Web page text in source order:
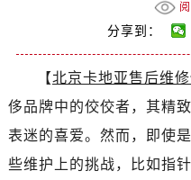
分享到：
【北京卡地亚售后维
侈品牌中的佼佼者，其精
表迷的喜爱。然而，即使
些维护上的挑战，比如指